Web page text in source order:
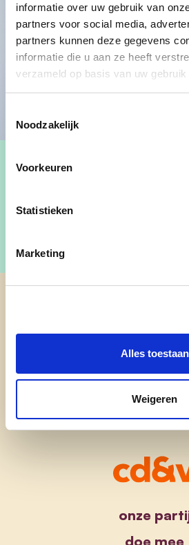
informatie over uw gebruik van
partners voor social media,
partners kunnen deze gegevens
informatie die u aan ze heeft
verzameld op basis van uw
Noodzakelijk
Voorkeuren
Statistieken
Marketing
Alles toestaan
Weigeren
onze
doe mee